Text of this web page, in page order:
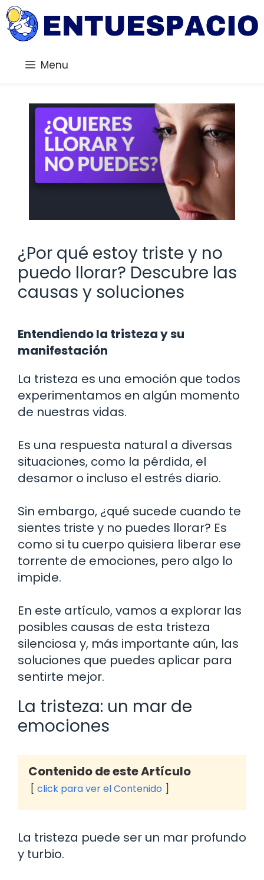
Saltar
al
contenido
Menu
¿Por qué estoy triste y no
puedo llorar? Descubre las
causas y soluciones
Entendiendo la tristeza y su
manifestación
La tristeza es una emoción que todos
experimentamos en algún momento
de nuestras vidas.
Es una respuesta natural a diversas
situaciones, como la pérdida, el
desamor o incluso el estrés diario.
Sin embargo, ¿qué sucede cuando te
sientes triste y no puedes llorar? Es
como si tu cuerpo quisiera liberar ese
torrente de emociones, pero algo lo
impide.
En este artículo, vamos a explorar las
posibles causas de esta tristeza
silenciosa y, más importante aún, las
soluciones que puedes aplicar para
sentirte mejor.
La tristeza: un mar de
emociones
Contenido de este Artículo
click para ver el Contenido
La tristeza puede ser un mar profundo
y turbio.